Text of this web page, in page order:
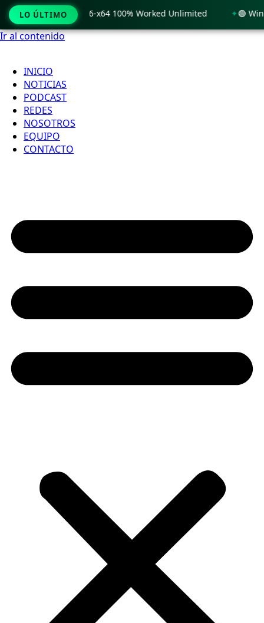
Ir al contenido
INICIO
NOTICIAS
PODCAST
REDES
NOSOTROS
EQUIPO
CONTACTO
LO ÚLTIMO
11 x86-x64 100% Worked Unlimited 🟢 WinRAR